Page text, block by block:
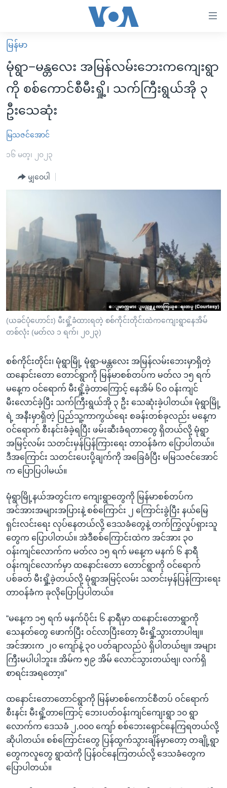
လွယ်ကူ
စေ
သည့်
Link
များ
ပင်မ
အကြောင်းအရာ
ကျော်
ကြည့်
သို့
ကျော်
ကြည့်
ရန်
ရှာဖွေ
သို့
ကျော်
ရန်
မူလစာမျက်နှာ
မြန်မာ
ကမ္ဘာ့သတင်းများ
နိုင်ငံတကာ
အစ္စရေး-ပါလက်စတိုင်း
ဗွီဒီယို
အင်္ဂလိပ်စာလေ့လာမယ်
အမေရိကန်သုံးအီဒီယံ
ရုပ်ရှင်ထဲက အင်္ဂလိပ်စာ
သုတပဒေသာ အင်္ဂလိပ်စာ
အပတ်စဉ်ကဏ္ဍများ
ရေဒီယို/တီဗွီအစီအစဉ်
Learning English
ဗွီအိုအေ လူမှုကွန်ယက်များ
ဘာသာစကားများ
မြန်မာ
မုံရွာ−မန္တလေး အမြန်လမ်းဘေးကကျေးရွာ
ကို စစ်ကောင်စီမီးရှို့၊ သက်ကြီးရွယ်အို ၃
ဦးသေဆုံး
မြသဇင်အောင်
၁၆ မတ္၊ ၂၀၂၃
မျှဝေပါ
(ယခင်ပုံဟောင်း) မီးရှို့ခံထားရတဲ့ စစ်ကိုင်းတိုင်းထဲကကျေးရွာနေအိမ်
တစ်လုံး (မတ်လ ၁ ရက်၊ ၂၀၂၃)
စစ်ကိုင်းတိုင်း၊ မုံရွာမြို့ မုံရွာ-မန္တလေး အမြန်လမ်းဘေးမှာရှိတဲ့
ထနောင်းတော တောင်ရွာကို မြန်မာစစ်တပ်က မတ်လ ၁၅ ရက်
မနေ့က ဝင်ရောက် မီးရှို့ခဲ့တာကြောင့် နေအိမ် ၆၀ ဝန်းကျင်
မီးလောင်ခဲ့ပြီး သက်ကြီးရွယ်အို ၃ ဦး သေဆုံးခဲ့ပါတယ်။ မုံရွာမြို့
ရဲ့ အနီးမှာရှိတဲ့ ပြည်သူ့ကာကွယ်ရေး စခန်းတစ်ခုလည်း မနေ့က
ဝင်ရောက် စီးနင်းခံခဲ့ရပြီး ဖမ်းဆီးခံရတာတွေ ရှိတယ်လို့ မုံရွာ
အမြင့်လမ်း သတင်းမှန်ပြန်ကြားရေး တာဝန်ခံက ပြောပါတယ်။
ဒီအကြောင်း သတင်းပေးပို့ချက်ကို အခြေခံပြီး မမြသဇင်အောင်
က ပြောပြပါမယ်။
မုံရွာမြို့နယ်အတွင်းက ကျေးရွာတွေကို မြန်မာစစ်တပ်က
အင်အားအများအပြားနဲ့ စစ်ကြောင်း ၂ ကြောင်းခွဲပြီး နယ်မြေ
ရှင်းလင်းရေး လုပ်နေတယ်လို့ ဒေသခံတွေနဲ့ တက်ကြွလှုပ်ရှားသူ
တွေက ပြောပါတယ်။ အဲဒီစစ်ကြောင်းထဲက အင်အား ၃၀
ဝန်းကျင်လောက်က မတ်လ ၁၅ ရက် မနေ့က မနက် ၆ နာရီ
ဝန်းကျင်လောက်မှာ ထနောင်းတော တောင်ရွာကို ဝင်ရောက်
ပစ်ခတ် မီးရှို့ခဲ့တယ်လို့ မုံရွာအမြင့်လမ်း သတင်းမှန်ပြန်ကြားရေး
တာဝန်ခံက ခုလိုပြောပြပါတယ်။
“မနေ့က ၁၅ ရက် မနက်ပိုင်း ၆ နာရီမှာ ထနောင်းတောရွာကို
သေနတ်တွေ ဖောက်ပြီး ဝင်လာပြီးတော့ မီးရှို့သွားတာပါဗျ။
အင်အားက ၂၀ ကျော်နဲ့ ၃၀ ပတ်ချာလည်ပဲ ရှိပါတယ်ဗျ။ အများ
ကြီးမပါပါဘူး။ အိမ်က ၅၉ အိမ် လောင်သွားတယ်ဗျ၊ လက်ရှိ
စာရင်းအရတော့။”
ထနောင်းတောတောင်ရွာကို မြန်မာစစ်ကောင်စီတပ် ဝင်ရောက်
စီးနင်း မီးရှို့တာကြောင့် ဘေးပတ်ဝန်းကျင်ကျေးရွာ ၁၀ ရွာ
လောက်က ဒေသခံ ၂,၀၀၀ ကျော် စစ်ဘေးရှောင်နေကြရတယ်လို့
ဆိုပါတယ်။ စစ်ကြောင်းတွေ ပြန်ထွက်သွားချိန်မှာတော့ တချို့ရွာ
တွေကလူတွေ ရွာထဲကို ပြန်ဝင်နေကြတယ်လို့ ဒေသခံတွေက
ပြောပါတယ်။